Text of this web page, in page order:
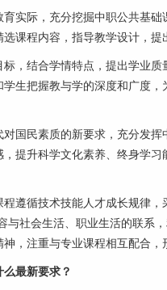
际，充分挖掘中职公共基础
课程内容，指导教学设计，提
结合学情特点，提出学业质
生把握教与学的深度和广度，
民素质的新要求，充分发挥
提升科学文化素养、终身学
循技术技能人才成长规律，
与社会生活、职业生活的联系
，注重与专业课程相互配合，
最新要求？